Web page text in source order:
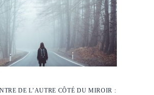
DE L’AUTRE CÔTÉ DU MIROIR :